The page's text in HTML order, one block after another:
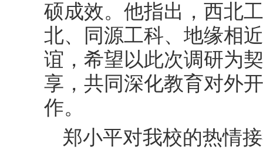
硕成效。他指出，西北
北、同源工科、地缘相
谊，希望以此次调研为
享，共同深化教育对外
作。
郑小平对我校的热情